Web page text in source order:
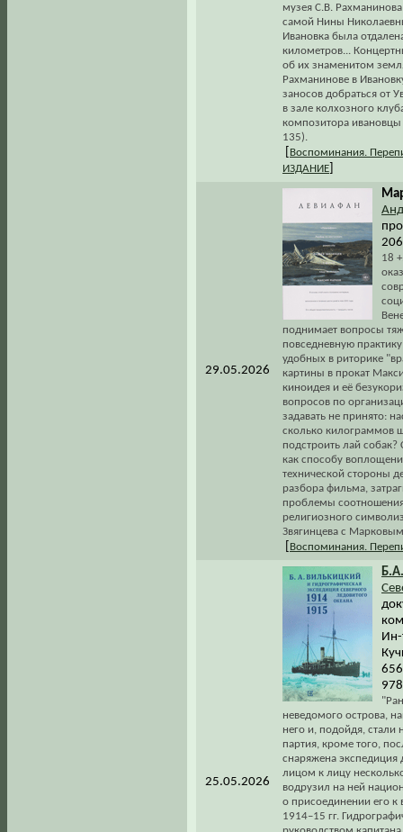
музея С.В.
самой Нины
Ивановка была
километров...
об их знаменитом
Рахманинове в
заносов добраться от
в зале колхозного
композитора
135).
Воспоминания.
ИЗДАНИЕ
29.05.2026
18
поднимает вопросы
повседневную
удобных в риторике
картины в прокат
киноидея и её
вопросов по
задавать не принято:
сколько килограммов
подстроить лай собак?
как способу
технической стороны
разбора фильма,
проблемы соотношения
религиозного
Звягинцева с
Воспоминания.
25.05.2026
Б.А.
Ин-
неведомого острова,
него и, подойдя, стали
партия, кроме того,
снаряжена экспедиция
лицом к лицу
водрузил на ней
о присоединении его к
1914–15 гг.